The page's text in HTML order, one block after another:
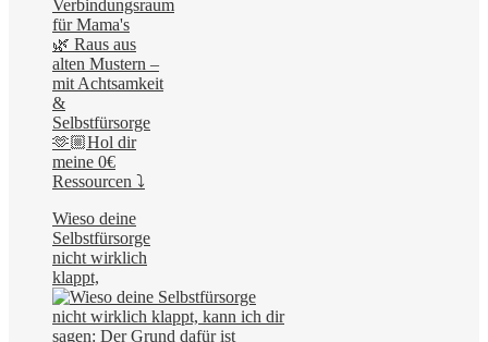
Verbindungsraum
für Mama's
🌿 Raus aus
alten Mustern –
mit Achtsamkeit
&
Selbstfürsorge
🫶🏼Hol dir
meine 0€
Ressourcen ⤵️
Wieso deine
Selbstfürsorge
nicht wirklich
klappt,